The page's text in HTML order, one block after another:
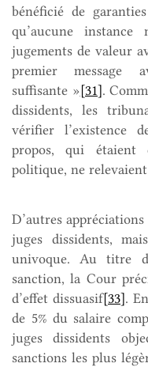
bénéficié de
qu’aucune
jugements de valeur
premier message
suffisante »[31].
dissidents, les
vérifier l’existence
propos, qui étaient
politique, ne
D’autres
juges dissidents,
univoque. Au titre
sanction, la Cour
d’effet dissuasif[33].
de 5% du salaire
juges dissidents
sanctions les plus